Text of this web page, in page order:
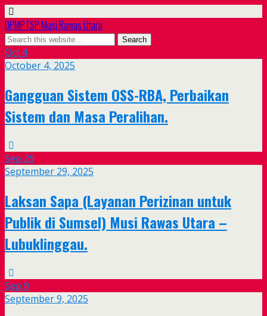
DPMPTSP Musi Rawas Utara
Oct 4
October 4, 2025
Gangguan Sistem OSS-RBA, Perbaikan
Sistem dan Masa Peralihan.
Sep 29
September 29, 2025
Laksan Sapa (Layanan Perizinan untuk
Publik di Sumsel) Musi Rawas Utara –
Lubuklinggau.
Sep 9
September 9, 2025